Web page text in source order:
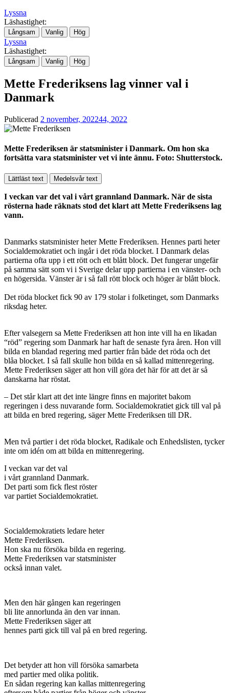
Lyssna
Läshastighet:
Långsam Vanlig Hög
Lyssna
Läshastighet:
Långsam Vanlig Hög
Mette Frederiksens lag vinner val i
Danmark
Publicerad 2 november, 202244, 2022
Mette Frederiksen är statsminister i Danmark. Om hon ska
fortsätta vara statsminister vet vi inte ännu. Foto: Shutterstock.
Lättläst text Medelsvår text
I veckan var det val i vårt grannland Danmark. När de sista
rösterna hade räknats stod det klart att Mette Frederiksens lag
vann.
Danmarks statsminister heter Mette Frederiksen. Hennes parti heter
Socialdemokratiet och ingår i det röda blocket. I Danmark delas
partierna ofta upp i ett rött och ett blått block. Det fungerar ungefär
på samma sätt som vi i Sverige delar upp partierna i en vänster- och
en högersida. Vänster är i så fall rött block och höger är blått block.
Det röda blocket fick 90 av 179 stolar i folketinget, som Danmarks
riksdag heter.
Efter valsegern sa Mette Frederiksen att hon inte vill ha en likadan
“röd” regering som Danmark har haft de senaste fyra åren. Hon vill
bilda en blandad regering med partier från både det röda och det
blåa blocket. I så fall skulle hon bilda en så kallad mittenregering.
Mette Frederiksen säger att hon vill göra det här för att det är så
danskarna har röstat.
– Det står klart att det inte längre finns en majoritet bakom
regeringen i dess nuvarande form. Socialdemokratiet gick till val på
att bilda en bred regering, säger Mette Frederiksen till DR.
Men två partier i det röda blocket, Radikale och Enhedslisten, tycker
inte om idén om att bilda en mittenregering.
I veckan var det val
i vårt grannland Danmark.
Det parti som fick flest röster
var partiet Socialdemokratiet.
Socialdemokratiets ledare heter
Mette Frederiksen.
Hon ska nu försöka bilda en regering.
Mette Frederiksen var statsminister
också innan valet.
Men den här gången kan regeringen
bli lite annorlunda än den var innan.
Mette Frederiksen säger att
hennes parti gick till val på en bred regering.
Det betyder att hon vill försöka samarbeta
med partier med olika politik.
En sådan regering kan kallas mittenregering